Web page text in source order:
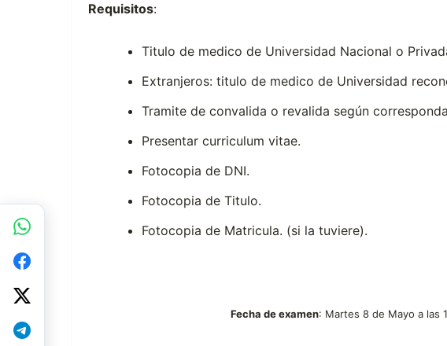
Requisitos:
Titulo de medico de Universidad Nacional o
Extranjeros: titulo de medico de Universidad
Tramite de convalida o revalida según
Presentar curriculum vitae.
Fotocopia de DNI.
Fotocopia de Titulo.
Fotocopia de Matricula. (si la tuviere).
Fecha de examen: Martes 8 de Mayo a las